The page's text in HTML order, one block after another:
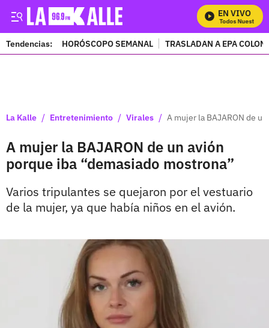
EN VIVO
Mira Todos Nuestros
Tendencias: HORÓSCOPO SEMANAL TRASLADAN A EPA
La Kalle / Entretenimiento / Virales / A mujer la BAJARON de
A mujer la BAJARON de un avión
porque iba “demasiado mostrona”
Varios tripulantes se quejaron por el vestuario
de la mujer, ya que había niños en el avión.